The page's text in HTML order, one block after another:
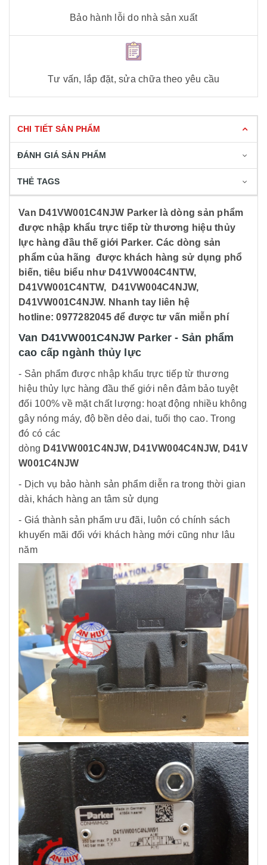
Bảo hành lỗi do nhà sản xuất
Tư vấn, lắp đặt, sửa chữa theo yêu cầu
CHI TIẾT SẢN PHẨM
ĐÁNH GIÁ SẢN PHẨM
THẺ TAGS
Van D41VW001C4NJW Parker là dòng sản phẩm
được nhập khẩu trực tiếp từ thương hiệu thủy
lực hàng đầu thế giới Parker. Các dòng sản
phẩm của hãng được khách hàng sử dụng phổ
biến, tiêu biểu như D41VW004C4NTW,
D41VW001C4NTW,
D41VW004C4NJW,
D41VW001C4NJW. Nhanh tay liên hệ
hotline: 0977282045 để được tư vấn miễn phí
Van D41VW001C4NJW Parker - Sản phẩm
cao cấp ngành thủy lực
- Sản phẩm được nhập khẩu trực tiếp từ thương
hiệu thủy lực hàng đầu thế giới nên đảm bảo tuyệt
đối 100% về mặt chất lượng: hoạt động nhiều không
gây nóng máy, độ bền dẻo dai, tuổi thọ cao. Trong
đó có các
dòng D41VW001C4NJW, D41VW004C4NJW, D41V
W001C4NJW
- Dịch vụ bảo hành sản phẩm diễn ra trong thời gian
dài, khách hàng an tâm sử dụng
- Giá thành sản phẩm ưu đãi, luôn có chính sách
khuyến mãi đối với khách hàng mới cũng như lâu
năm